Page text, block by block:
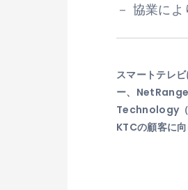
－ 協業に
スマートテレ
ー、
Technology（
KTCの顧客に